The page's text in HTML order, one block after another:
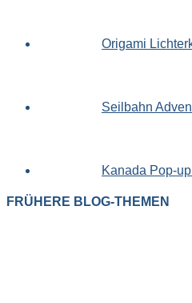
Origami
Seilbahn
Kanada Pop-
FRÜHERE BLOG-THEMEN